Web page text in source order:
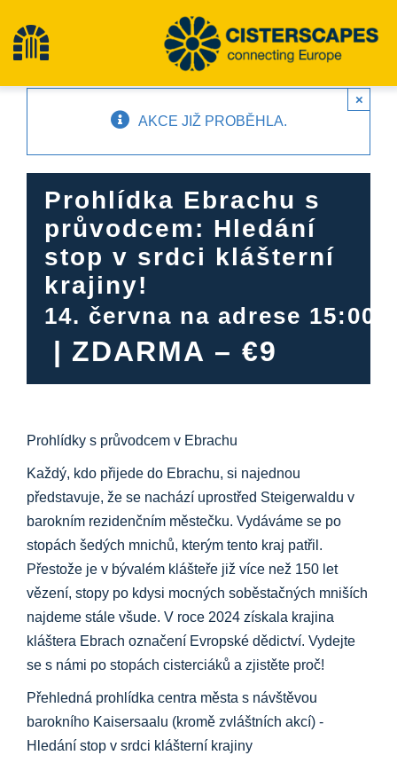
obsahPřepínání
navigace
Památky kulturního dědictví
Pěší turistika
Nejnovější zprávy
Ke stažení na
Místo výuky
Kulinářské dědictví
Snadný jazyk
Čeština
AKCE JIŽ PROBĚHLA.
×
Prohlídka Ebrachu s
průvodcem: Hledání
stop v srdci klášterní
krajiny!
14. června na adrese 15:00
| ZDARMA – €9
Prohlídky s průvodcem v Ebrachu
Každý, kdo přijede do Ebrachu, si najednou
představuje, že se nachází uprostřed Steigerwaldu v
barokním rezidenčním městečku. Vydáváme se po
stopách šedých mnichů, kterým tento kraj patřil.
Přestože je v bývalém klášteře již více než 150 let
vězení, stopy po kdysi mocných soběstačných mniších
najdeme stále všude. V roce 2024 získala krajina
kláštera Ebrach označení Evropské dědictví. Vydejte
se s námi po stopách cisterciáků a zjistěte proč!
Přehledná prohlídka centra města s návštěvou
barokního Kaisersaalu (kromě zvláštních akcí) -
Hledání stop v srdci klášterní krajiny